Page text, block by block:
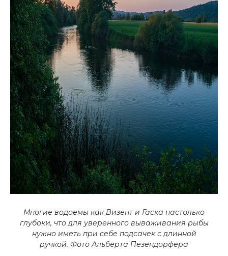
Многие водоемы как Визент и Гаска настолько
глубоки, что для уверенного вываживания рыбы
нужно иметь при себе подсачек с длинной
ручкой. Фото Альберта Пезендорфера